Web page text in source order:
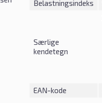
Belastningsindeks
Særlige
kendetegn
EAN-kode